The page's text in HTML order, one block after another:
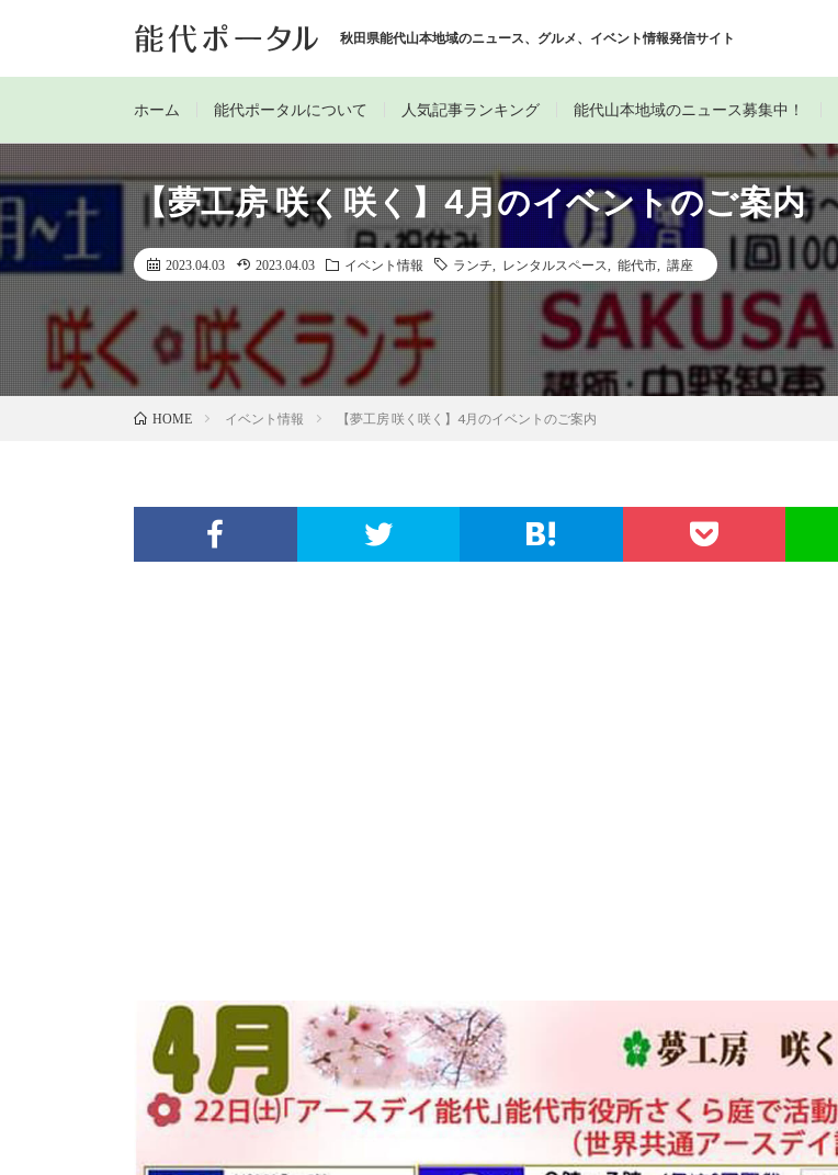
秋田県能代山本地域のニュース、グルメ、イベント情報発信サイト
ホーム 能代ポータルについて 人気記事ランキング 能代山本地域のニュース募集中！
【夢工房 咲く咲く】4月のイベントのご案内
2023.04.03 2023.04.03 イベント情報 ランチ レンタルスペース 能代市 講座
HOME イベント情報 【夢工房 咲く咲く】4月のイベントのご案内